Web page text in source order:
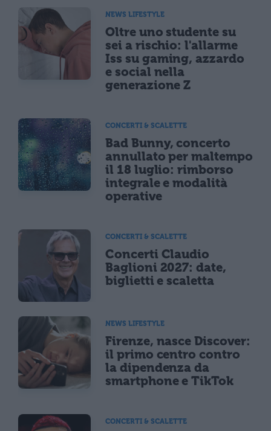
NEWS LIFESTYLE
Oltre uno studente su
sei a rischio: l'allarme
Iss su gaming, azzardo
e social nella
generazione Z
CONCERTI & SCALETTE
Bad Bunny, concerto
annullato per maltempo
il 18 luglio: rimborso
integrale e modalità
operative
CONCERTI & SCALETTE
Concerti Claudio
Baglioni 2027: date,
biglietti e scaletta
NEWS LIFESTYLE
Firenze, nasce Discover:
il primo centro contro
la dipendenza da
smartphone e TikTok
CONCERTI & SCALETTE